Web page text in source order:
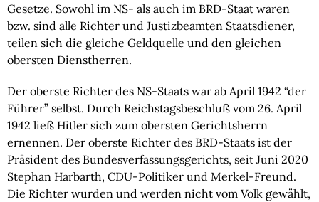
Gesetze. Sowohl im NS- als auch im BRD-Staat waren
bzw. sind alle Richter und Justizbeamten Staatsdiener,
teilen sich die gleiche Geldquelle und den gleichen
obersten Dienstherren.
Der oberste Richter des NS-Staats war ab April 1942 “der
Führer” selbst. Durch Reichstagsbeschluß vom 26. April
1942 ließ Hitler sich zum obersten Gerichtsherrn
ernennen. Der oberste Richter des BRD-Staats ist der
Präsident des Bundesverfassungsgerichts, seit Juni 2020
Stephan Harbarth, CDU-Politiker und Merkel-Freund.
Die Richter wurden und werden nicht vom Volk gewählt,